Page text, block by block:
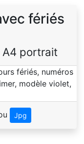
fériés
A4 portrait
Jpg